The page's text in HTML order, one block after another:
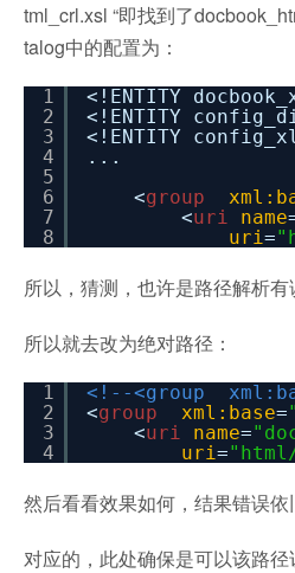
tml_crl.xsl “即找到了
talog中的配置为：
1
2
3
4
5
6
7
8
<!ENTITY
<!ENTITY
<!ENTITY
...
<group
<uri name
uri=
所以，猜测，也许是路径解析有
所以就去改为绝对路径：
1
2
3
4
<!--<group
<group xml:base=
<uri name=
uri=
然后看看效果如何，结果错误依
对应的，此处确保是可以该路径